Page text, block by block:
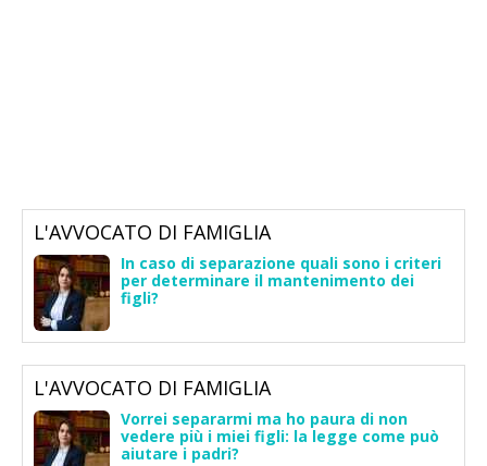
L'AVVOCATO DI FAMIGLIA
In caso di separazione quali sono i criteri
per determinare il mantenimento dei
figli?
L'AVVOCATO DI FAMIGLIA
Vorrei separarmi ma ho paura di non
vedere più i miei figli: la legge come può
aiutare i padri?